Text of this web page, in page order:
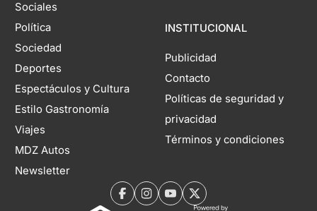
Sociales
Política
Sociedad
Deportes
Espectáculos y Cultura
Estilo Gastronomía
Viajes
MDZ Autos
Newsletter
INSTITUCIONAL
Publicidad
Contacto
Políticas de seguridad y
privacidad
Términos y condiciones